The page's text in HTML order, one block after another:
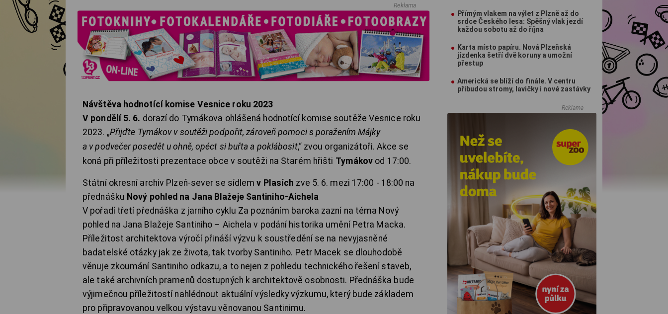
Reklama
Návštěva hodnotící komise Vesnice roku 2023
V pondělí 5. 6. dorazí do Tymákova ohlášená hodnotící komise soutěže Vesnice roku
2023. „Přijďte Tymákov v soutěži podpořit, zároveň pomoci s poražením Májky
a v podvečer posedět u ohně, opéct si buřta a poklábosit,“ zvou organizátoři. Akce se
koná při příležitosti prezentace obce v soutěži na Starém hřišti Tymákov od 17:00.
Státní okresní archiv Plzeň-sever se sídlemv Plasích zve 5. 6. mezi 17:00 - 18:00 na
přednášku Nový pohled na Jana Blažeje Santiniho-Aichela
V pořadí třetí přednáška z jarního cyklu Za poznáním baroka zazní na téma Nový
pohled na Jana Blažeje Santiniho – Aichela v podání historika umění Petra Macka.
Příležitost architektova výročí přináší výzvu k soustředění se na nevyjasněné
badatelské otázky jak ze života, tak tvorby Santiniho. Petr Macek se dlouhodobě
věnuje zkoumání Santiniho odkazu, a to nejen z pohledu technického řešení staveb,
ale také archivních pramenů dostupných k architektově osobnosti. Přednáška bude
výjimečnou příležitostí nahlédnout aktuální výsledky výzkumu, který bude základem
pro připravovanou velkou výstavu věnovanou Santinimu.
Přímým vlakem na výlet z Plzně až do
srdce Českého lesa: Spěšný vlak jezdí
každou sobotu až do října
Karta místo papíru. Nová Plzeňská
jízdenka šetří dvě koruny a umožní
přestup
Americká se blíží do finále. V centru
přibudou stromy, lavičky i nové zastávky
Reklama